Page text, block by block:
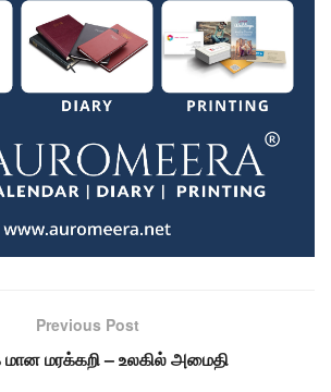
Previous Post
மரக்கறி – உலகில் அமைதி